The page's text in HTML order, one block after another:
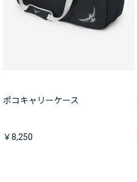
ポコキャリーケース
￥8,250